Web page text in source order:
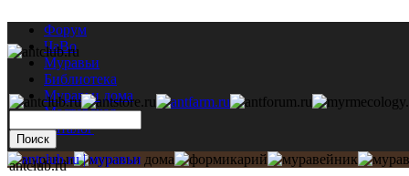
Форум
ЧаВо
Муравьи
Библиотека
Муравьи дома
Мастерская
Каталог
antclub.ru